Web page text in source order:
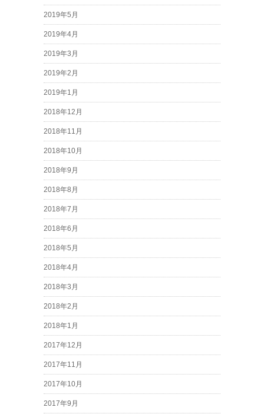
2019年5月
2019年4月
2019年3月
2019年2月
2019年1月
2018年12月
2018年11月
2018年10月
2018年9月
2018年8月
2018年7月
2018年6月
2018年5月
2018年4月
2018年3月
2018年2月
2018年1月
2017年12月
2017年11月
2017年10月
2017年9月